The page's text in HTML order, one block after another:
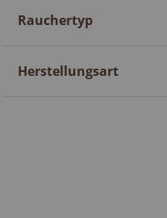
Rauchertyp
Herstellungsart